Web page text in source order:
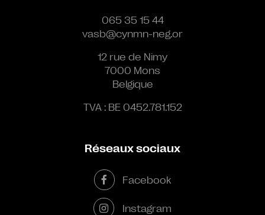
065 35 15 44
vasb@cynmn-neg.or
12 rue de Nimy
7000 Mons
Belgique
TVA : BE 0452.781.152
Réseaux sociaux
Facebook
Instagram